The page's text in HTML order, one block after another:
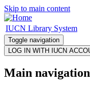
Skip to main content
IUCN Library System
Toggle navigation
Main navigation